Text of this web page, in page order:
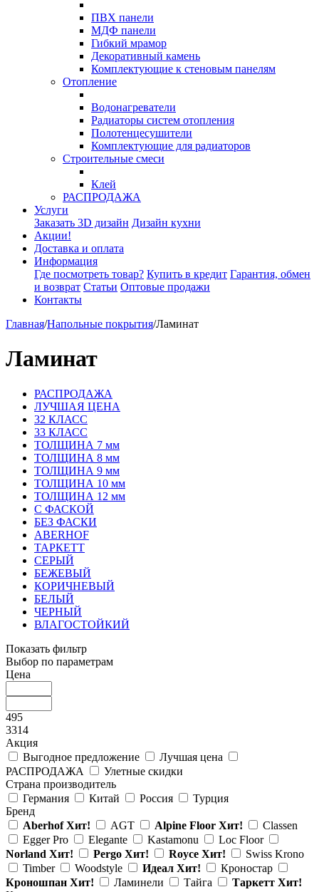
ПВХ панели
МДФ панели
Гибкий мрамор
Декоративный камень
Комплектующие к стеновым панелям
Отопление
Водонагреватели
Радиаторы систем отопления
Полотенцесушители
Комплектующие для радиаторов
Строительные смеси
Клей
РАСПРОДАЖА
Услуги
Заказать 3D дизайн Дизайн кухни
Акции!
Доставка и оплата
Информация
Где посмотреть товар? Купить в кредит Гарантия, обмен
и возврат Статьи Оптовые продажи
Контакты
Главная/Напольные покрытия/Ламинат
Ламинат
РАСПРОДАЖА
ЛУЧШАЯ ЦЕНА
32 КЛАСС
33 КЛАСС
ТОЛЩИНА 7 мм
ТОЛЩИНА 8 мм
ТОЛЩИНА 9 мм
ТОЛЩИНА 10 мм
ТОЛЩИНА 12 мм
С ФАСКОЙ
БЕЗ ФАСКИ
ABERHOF
ТАРКЕТТ
СЕРЫЙ
БЕЖЕВЫЙ
КОРИЧНЕВЫЙ
БЕЛЫЙ
ЧЕРНЫЙ
ВЛАГОСТОЙКИЙ
Показать фильтр
Выбор по параметрам
Цена
495
3314
Акция
Выгодное предложение
Лучшая цена
РАСПРОДАЖА
Улетные скидки
Страна производитель
Германия
Китай Россия
Турция
Бренд
AberhofХит! AGT Alpine Floor Хит!
Classen
Egger Pro
Elegante Kastamonu
Loc Floor
Norland Хит! Pergo Хит! Royce Хит!
Swiss Krono
Timber
Woodstyle Идеал Хит!
Кроностар
Кроношпан Хит! Ламинели Тайга Таркетт Хит!